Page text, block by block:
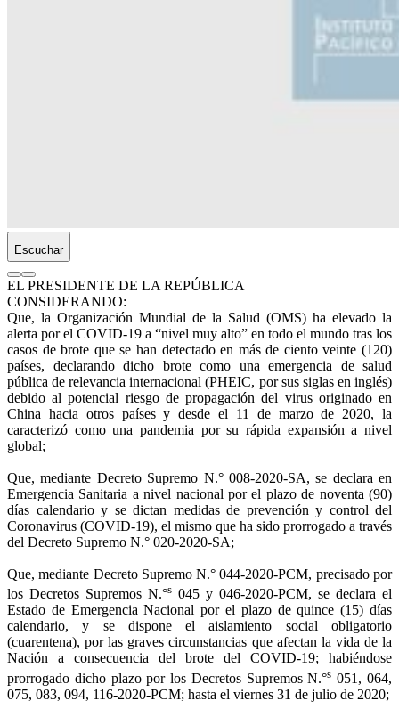
Escuchar
EL PRESIDENTE DE LA REPÚBLICA
CONSIDERANDO:
Que, la Organización Mundial de la Salud (OMS) ha elevado la
alerta por el COVID-19 a “nivel muy alto” en todo el mundo tras los
casos de brote que se han detectado en más de ciento veinte (120)
países, declarando dicho brote como una emergencia de salud
pública de relevancia internacional (PHEIC, por sus siglas en inglés)
debido al potencial riesgo de propagación del virus originado en
China hacia otros países y desde el 11 de marzo de 2020, la
caracterizó como una pandemia por su rápida expansión a nivel
global;
Que, mediante Decreto Supremo N.° 008-2020-SA, se declara en
Emergencia Sanitaria a nivel nacional por el plazo de noventa (90)
días calendario y se dictan medidas de prevención y control del
Coronavirus (COVID-19), el mismo que ha sido prorrogado a través
del Decreto Supremo N.° 020-2020-SA;
Que, mediante Decreto Supremo N.° 044-2020-PCM, precisado por
los Decretos Supremos N.°s 045 y 046-2020-PCM, se declara el
Estado de Emergencia Nacional por el plazo de quince (15) días
calendario, y se dispone el aislamiento social obligatorio
(cuarentena), por las graves circunstancias que afectan la vida de la
Nación a consecuencia del brote del COVID-19; habiéndose
prorrogado dicho plazo por los Decretos Supremos N.°s 051, 064,
075, 083, 094, 116-2020-PCM; hasta el viernes 31 de julio de 2020;